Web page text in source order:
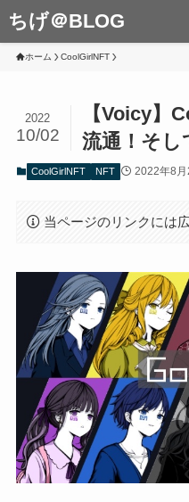
ちげ＠BLOG
ホーム CoolGirlNFT
【Voicy】
流通！そし
2022
10/02
CoolGirlNFT NFT 2022年8月
当ページのリンクには